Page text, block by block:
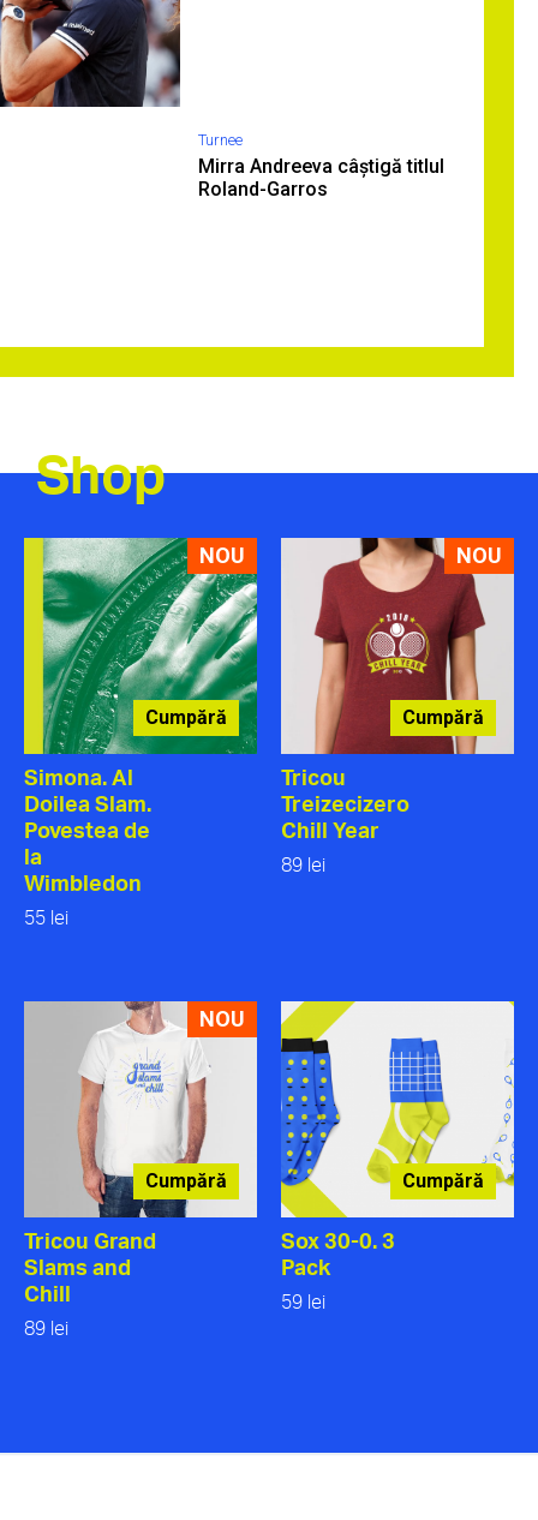
Turnee
Mirra Andreeva câștigă titlul
Roland-Garros
Shop
NOU
Cumpără
Simona. Al
Doilea Slam.
Povestea de
la
Wimbledon
55 lei
NOU
Cumpără
Tricou
Treizecizero
Chill Year
89 lei
NOU
Cumpără
Tricou Grand
Slams and
Chill
89 lei
Cumpără
Sox 30-0. 3
Pack
59 lei